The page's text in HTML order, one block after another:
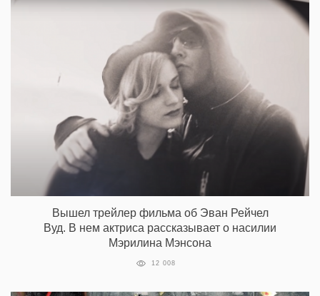
Вышел трейлер фильма об Эван Рейчел
Вуд. В нем актриса рассказывает о насилии
Мэрилина Мэнсона
12 008